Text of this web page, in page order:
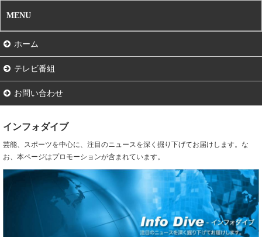
MENU
ホーム
テレビ番組
お問い合わせ
インフォダイブ
芸能、スポーツを中心に、注目のニュースを深く掘り下げてお届けします。な
お、本ページはプロモーションが含まれています。